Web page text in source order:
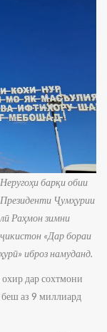
барқи обии
Ҷумҳурии
Раҳмон зимни
«Дар бораи
иброз намуданд.
дар сохтмони
беш аз 9 миллиард